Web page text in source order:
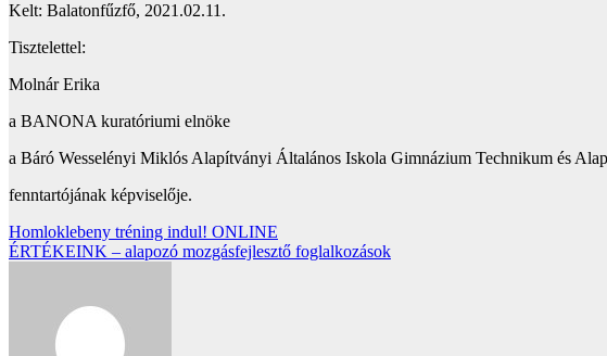
Kelt: Balatonfűzfő, 2021.02.11.
Tisztelettel:
Molnár Erika
a BANONA kuratóriumi elnöke
a Báró Wesselényi Miklós Alapítványi Általános Iskola Gimnázium Technikum és
fenntartójának képviselője.
Bejegyzés
navigáció
Homloklebeny tréning indul! ONLINE
ÉRTÉKEINK – alapozó mozgásfejlesztő foglalkozások